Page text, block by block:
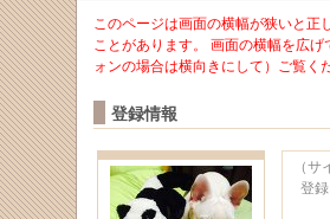
このページは画面の横幅が狭いと正
ことがあります。 画面の横幅を広げ
ォンの場合は横向きにして）ご覧く
登録情報
（
登